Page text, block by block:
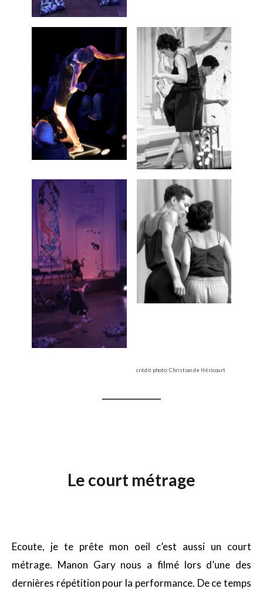
crédit photo: Christian de Héricourt
Le court métrage
Ecoute, je te prête mon oeil c’est aussi un court
métrage. Manon Gary nous a filmé lors d’une des
dernières répétition pour la performance. De ce temps